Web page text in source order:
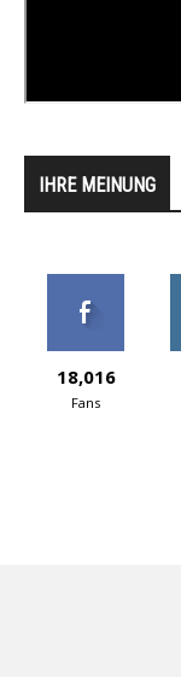
IHRE MEINUNG
18,016
Fans